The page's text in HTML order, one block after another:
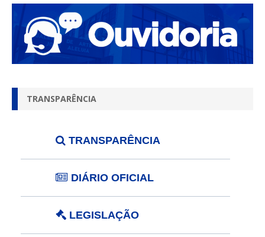
TRANSPARÊNCIA
TRANSPARÊNCIA
DIÁRIO OFICIAL
LEGISLAÇÃO